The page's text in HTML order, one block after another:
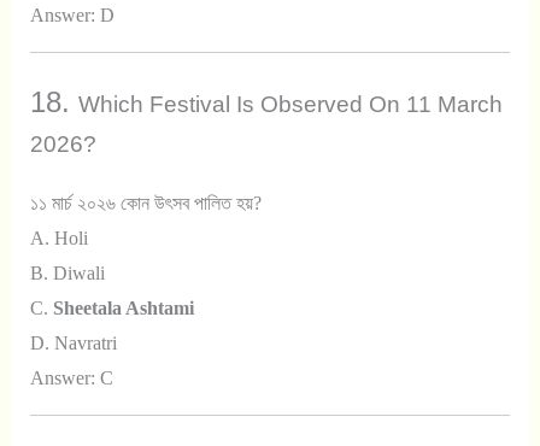
Answer: D
18. Which Festival Is Observed On 11 March
2026?
১১ মার্চ ২০২৬ কোন উৎসব পালিত হয়?
A. Holi
B. Diwali
C. Sheetala Ashtami
D. Navratri
Answer: C